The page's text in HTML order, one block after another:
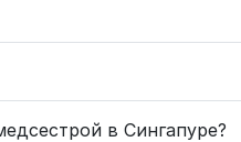
в Сингапуре?